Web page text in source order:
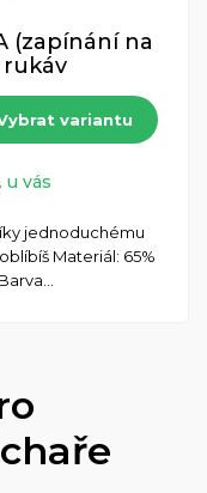
(zapínání na
rukáv
variantu
u vás
jednoduchému
Materiál: 65%